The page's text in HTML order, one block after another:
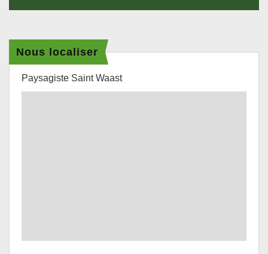
Nous localiser
Paysagiste Saint Waast